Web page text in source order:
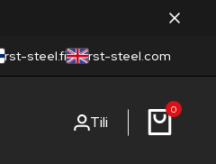
rst-steel.fi rst-steel.com
Tili
0